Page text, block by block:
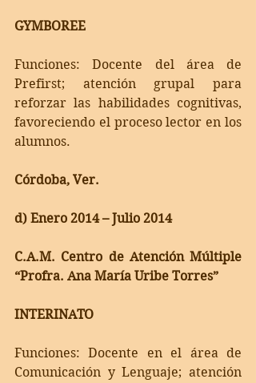
GYMBOREE
Funciones: Docente del área de
Prefirst; atención grupal para
reforzar las habilidades cognitivas,
favoreciendo el proceso lector en los
alumnos.
Córdoba, Ver.
d) Enero 2014 – Julio 2014
C.A.M. Centro de Atención Múltiple
“Profra. Ana María Uribe Torres”
INTERINATO
Funciones: Docente en el área de
Comunicación y Lenguaje; atención